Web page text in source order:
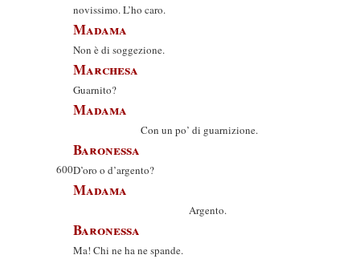
novissimo. L’ho caro.
Madama
Non è di soggezione.
Marchesa
Guarnito?
Madama
Con un po’ di guarnizione.
Baronessa
600D’oro o d’argento?
Madama
Argento.
Baronessa
Ma! Chi ne ha ne spande.